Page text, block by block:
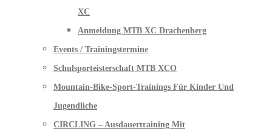
XC
Anmeldung MTB XC Drachenberg
Events / Trainingstermine
Schulsporteisterschaft MTB XCO
Mountain-Bike-Sport-Trainings Für Kinder Und
Jugendliche
CIRCLING – Ausdauertraining Mit